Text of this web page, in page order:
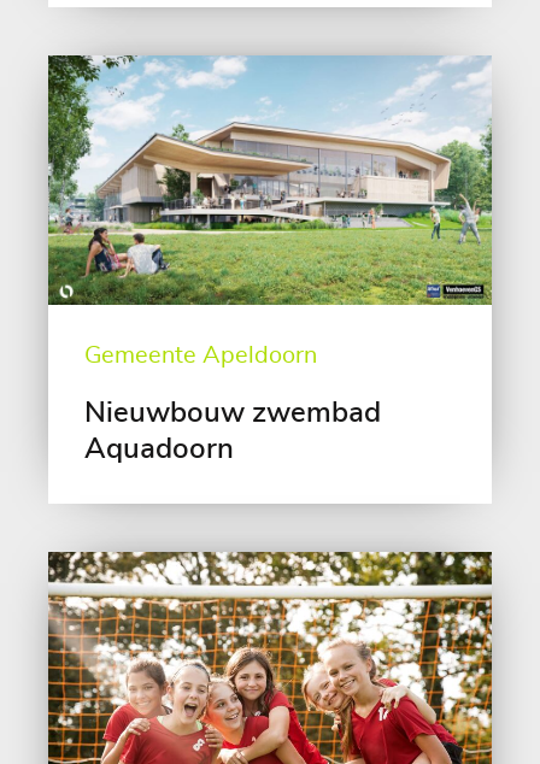
Gemeente Apeldoorn
Nieuwbouw zwembad
Aquadoorn